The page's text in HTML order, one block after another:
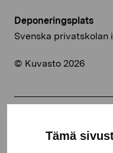
Tämä
Deponeringsplats
Svenska privatskolan
© Kuvasto 2026